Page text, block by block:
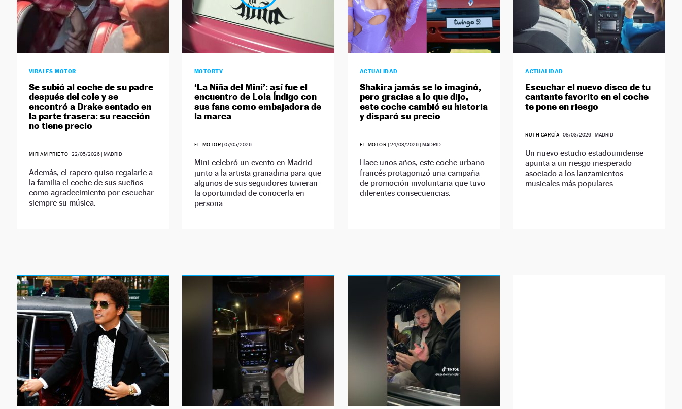
VIRALES MOTOR
Se subió al coche de su padre
después del cole y se
encontró a Drake sentado en
la parte trasera: su reacción
no tiene precio
MIRIAM PRIETO |22/05/2026 | MADRID
Además, el rapero quiso regalarle a
la familia el coche de sus sueños
como agradecimiento por escuchar
siempre su música.
MOTORTV
‘La Niña del Mini’: así fue el
encuentro de Lola Índigo con
sus fans como embajadora de
la marca
EL MOTOR |07/05/2026
Mini celebró un evento en Madrid
junto a la artista granadina para que
algunos de sus seguidores tuvieran
la oportunidad de conocerla en
persona.
ACTUALIDAD
Shakira jamás se lo imaginó,
pero gracias a lo que dijo,
este coche cambió su historia
y disparó su precio
EL MOTOR | 24/03/2026| MADRID
Hace unos años, este coche urbano
francés protagonizó una campaña
de promoción involuntaria que tuvo
diferentes consecuencias.
ACTUALIDAD
Escuchar el nuevo disco de tu
cantante favorito en el coche
te pone en riesgo
RUTH GARCÍA |08/03/2026 | MADRID
Un nuevo estudio estadounidense
apunta a un riesgo inesperado
asociado a los lanzamientos
musicales más populares.